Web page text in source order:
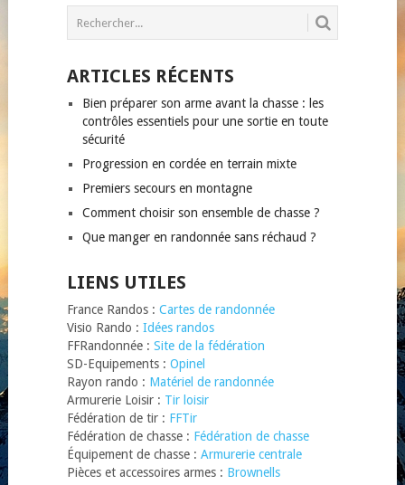
ARTICLES RÉCENTS
Bien préparer son arme avant la chasse : les
contrôles essentiels pour une sortie en toute
sécurité
Progression en cordée en terrain mixte
Premiers secours en montagne
Comment choisir son ensemble de chasse ?
Que manger en randonnée sans réchaud ?
LIENS UTILES
France Randos : Cartes de randonnée
Visio Rando : Idées randos
FFRandonnée : Site de la fédération
SD-Equipements : Opinel
Rayon rando : Matériel de randonnée
Armurerie Loisir : Tir loisir
Fédération de tir : FFTir
Fédération de chasse : Fédération de chasse
Équipement de chasse : Armurerie centrale
Pièces et accessoires armes : Brownells